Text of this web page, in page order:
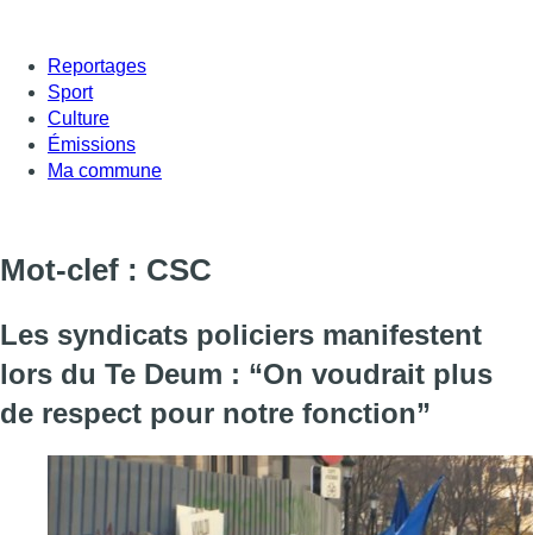
Reportages
Sport
Culture
Émissions
Ma commune
Mot-clef : CSC
Les syndicats policiers manifestent
lors du Te Deum : “On voudrait plus
de respect pour notre fonction”